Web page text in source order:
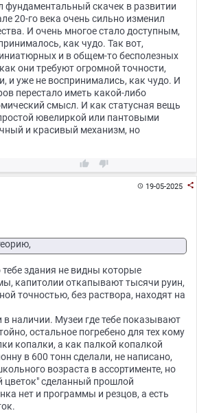
фундаментальный скачек в развитии
20-го века очень сильно изменил
И очень многое стало доступным,
как чудо. Так вот,
и в общем-то бесполезных
они требуют огромной точности,
и уже не воспринимались, как чудо. И
перестало иметь какой-либо
смысл. И как статусная вещь
ювелиркой или пантовыми
и красивый механизм, но
 
19-05-2025 
здания не видны которые
капитолии откапывают тысячи руин,
точностью, без раствора, находят на
в наличии. Музеи где тебе показывают
остальное погребено для тех кому
копалки, а как палкой копалкой
в 600 тонн сделали, не написано,
возраста в ассортименте, но
цветок" сделанный прошлой
нет и программы и резцов, а есть